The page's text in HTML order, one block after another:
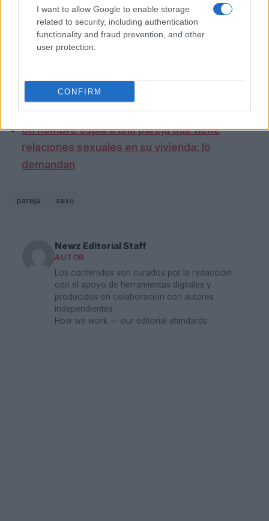
I want to allow Google to enable storage
related to security, including authentication
functionality and fraud prevention, and other
user protection.
CONFIRM
LEA TAMBIÉN
Un hombre espía a una pareja que tiene
relaciones sexuales en su vivienda: lo
demandan
pareja sexo
Newz Editorial Staff
AUTOR
Los contenidos son curados por la redacción
con el apoyo de herramientas digitales y
producidos en colaboración con autores
independientes.
How we work — our editorial standards